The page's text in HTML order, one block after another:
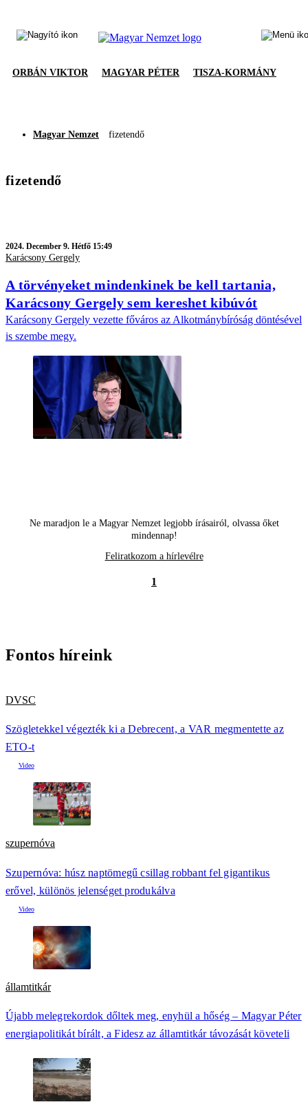
ORBÁN VIKTOR MAGYAR PÉTER TISZA-KORMÁNY
Magyar Nemzet fizetendő
fizetendő
2024. December 9. Hétfő 15:49
Karácsony Gergely
A törvényeket mindenkinek be kell tartania,
Karácsony Gergely sem kereshet kibúvót
Karácsony Gergely vezette főváros az Alkotmánybíróság döntésével
is szembe megy.
Ne maradjon le a Magyar Nemzet legjobb írásairól, olvassa őket
mindennap!
Feliratkozom a hírlevélre
1
Fontos híreink
DVSC
Szögletekkel végezték ki a Debrecent, a VAR megmentette az
ETO-t
szupernóva
Szupernóva: húsz naptömegű csillag robbant fel gigantikus
erővel, különös jelenséget produkálva
államtitkár
Újabb melegrekordok dőltek meg, enyhül a hőség – Magyar Péter
energiapolitikát bírált, a Fidesz az államtitkár távozását követeli